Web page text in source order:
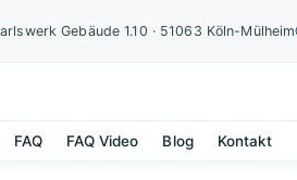
Gebäude 1.10 · 51063 Köln-Mülheim
FAQ FAQ Video Blog Kontakt